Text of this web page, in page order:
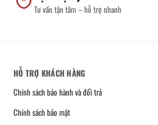
Tư vấn tận tâm – hỗ trợ nhanh
HỖ TRỢ KHÁCH HÀNG
Chính sách bảo hành và đổi trả
Chính sách bảo mật